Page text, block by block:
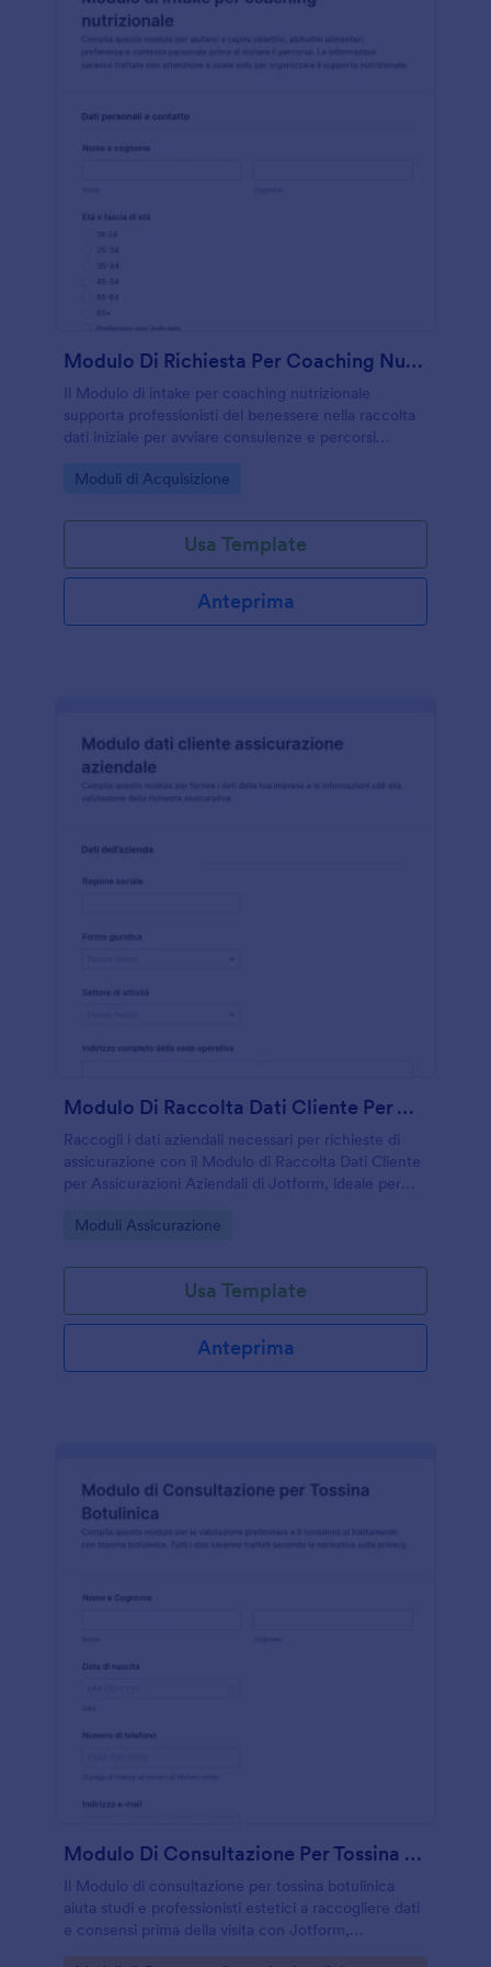
Modulo Di Richiesta Per Coaching Nutrizionale
Il Modulo di intake per coaching nutrizionale
supporta professionisti del benessere nella raccolta
dati iniziale per avviare consulenze e percorsi
compilazione online con Jotform.
Go to Category:
Moduli di Acquisizione
Usa Template
Anteprima
Modulo Di Raccolta Dati Cliente Per Assicurazioni Aziendali
Raccogli i dati aziendali necessari per richieste di
assicurazione con il Modulo di Raccolta Dati Cliente
per Assicurazioni Aziendali di Jotform, ideale per
gestiscono preventivi e rinnovi.
Go to Category:
Moduli Assicurazione
Usa Template
Anteprima
Modulo Di Consultazione Per Tossina Botulinica
Il Modulo di consultazione per tossina botulinica
aiuta studi e professionisti estetici a raccogliere dati
e consensi prima della visita con Jotform,